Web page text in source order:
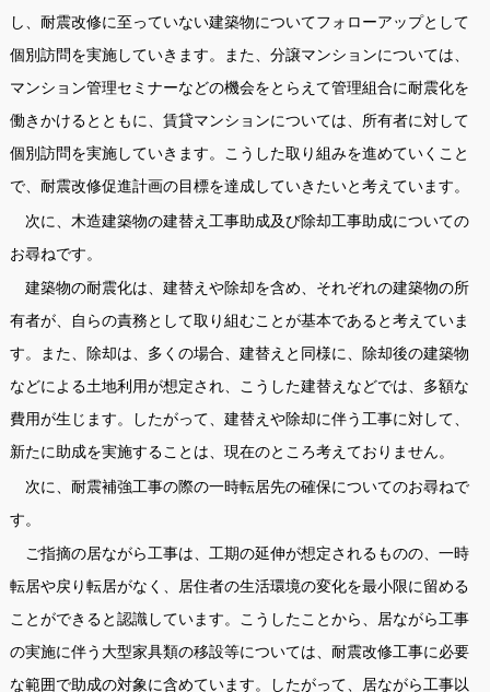
し、耐震改修に至っていない建築物についてフォローアップとして
個別訪問を実施していきます。また、分譲マンションについては、
マンション管理セミナーなどの機会をとらえて管理組合に耐震化を
働きかけるとともに、賃貸マンションについては、所有者に対して
個別訪問を実施していきます。こうした取り組みを進めていくこと
で、耐震改修促進計画の目標を達成していきたいと考えています。
次に、木造建築物の建替え工事助成及び除却工事助成についての
お尋ねです。
建築物の耐震化は、建替えや除却を含め、それぞれの建築物の所
有者が、自らの責務として取り組むことが基本であると考えていま
す。また、除却は、多くの場合、建替えと同様に、除却後の建築物
などによる土地利用が想定され、こうした建替えなどでは、多額な
費用が生じます。したがって、建替えや除却に伴う工事に対して、
新たに助成を実施することは、現在のところ考えておりません。
次に、耐震補強工事の際の一時転居先の確保についてのお尋ねで
す。
ご指摘の居ながら工事は、工期の延伸が想定されるものの、一時
転居や戻り転居がなく、居住者の生活環境の変化を最小限に留める
ことができると認識しています。こうしたことから、居ながら工事
の実施に伴う大型家具類の移設等については、耐震改修工事に必要
な範囲で助成の対象に含めています。したがって、居ながら工事以